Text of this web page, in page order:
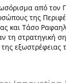
από τον
της
και Τάσο
τη στρατηγική